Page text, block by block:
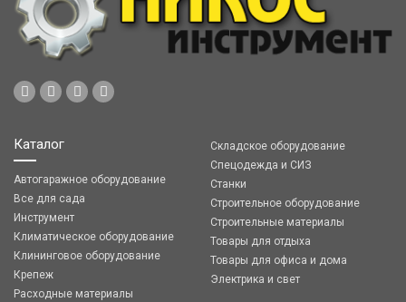
Каталог
Автогаражное оборудование
Все для сада
Инструмент
Климатическое оборудование
Клининговое оборудование
Крепеж
Расходные материалы
Складское оборудование
Спецодежда и СИЗ
Станки
Строительное оборудование
Строительные материалы
Товары для отдыха
Товары для офиса и дома
Электрика и свет